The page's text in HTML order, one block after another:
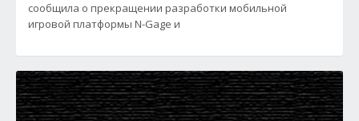
сообщила о прекращении разработки мобильной
игровой платформы N-Gage и